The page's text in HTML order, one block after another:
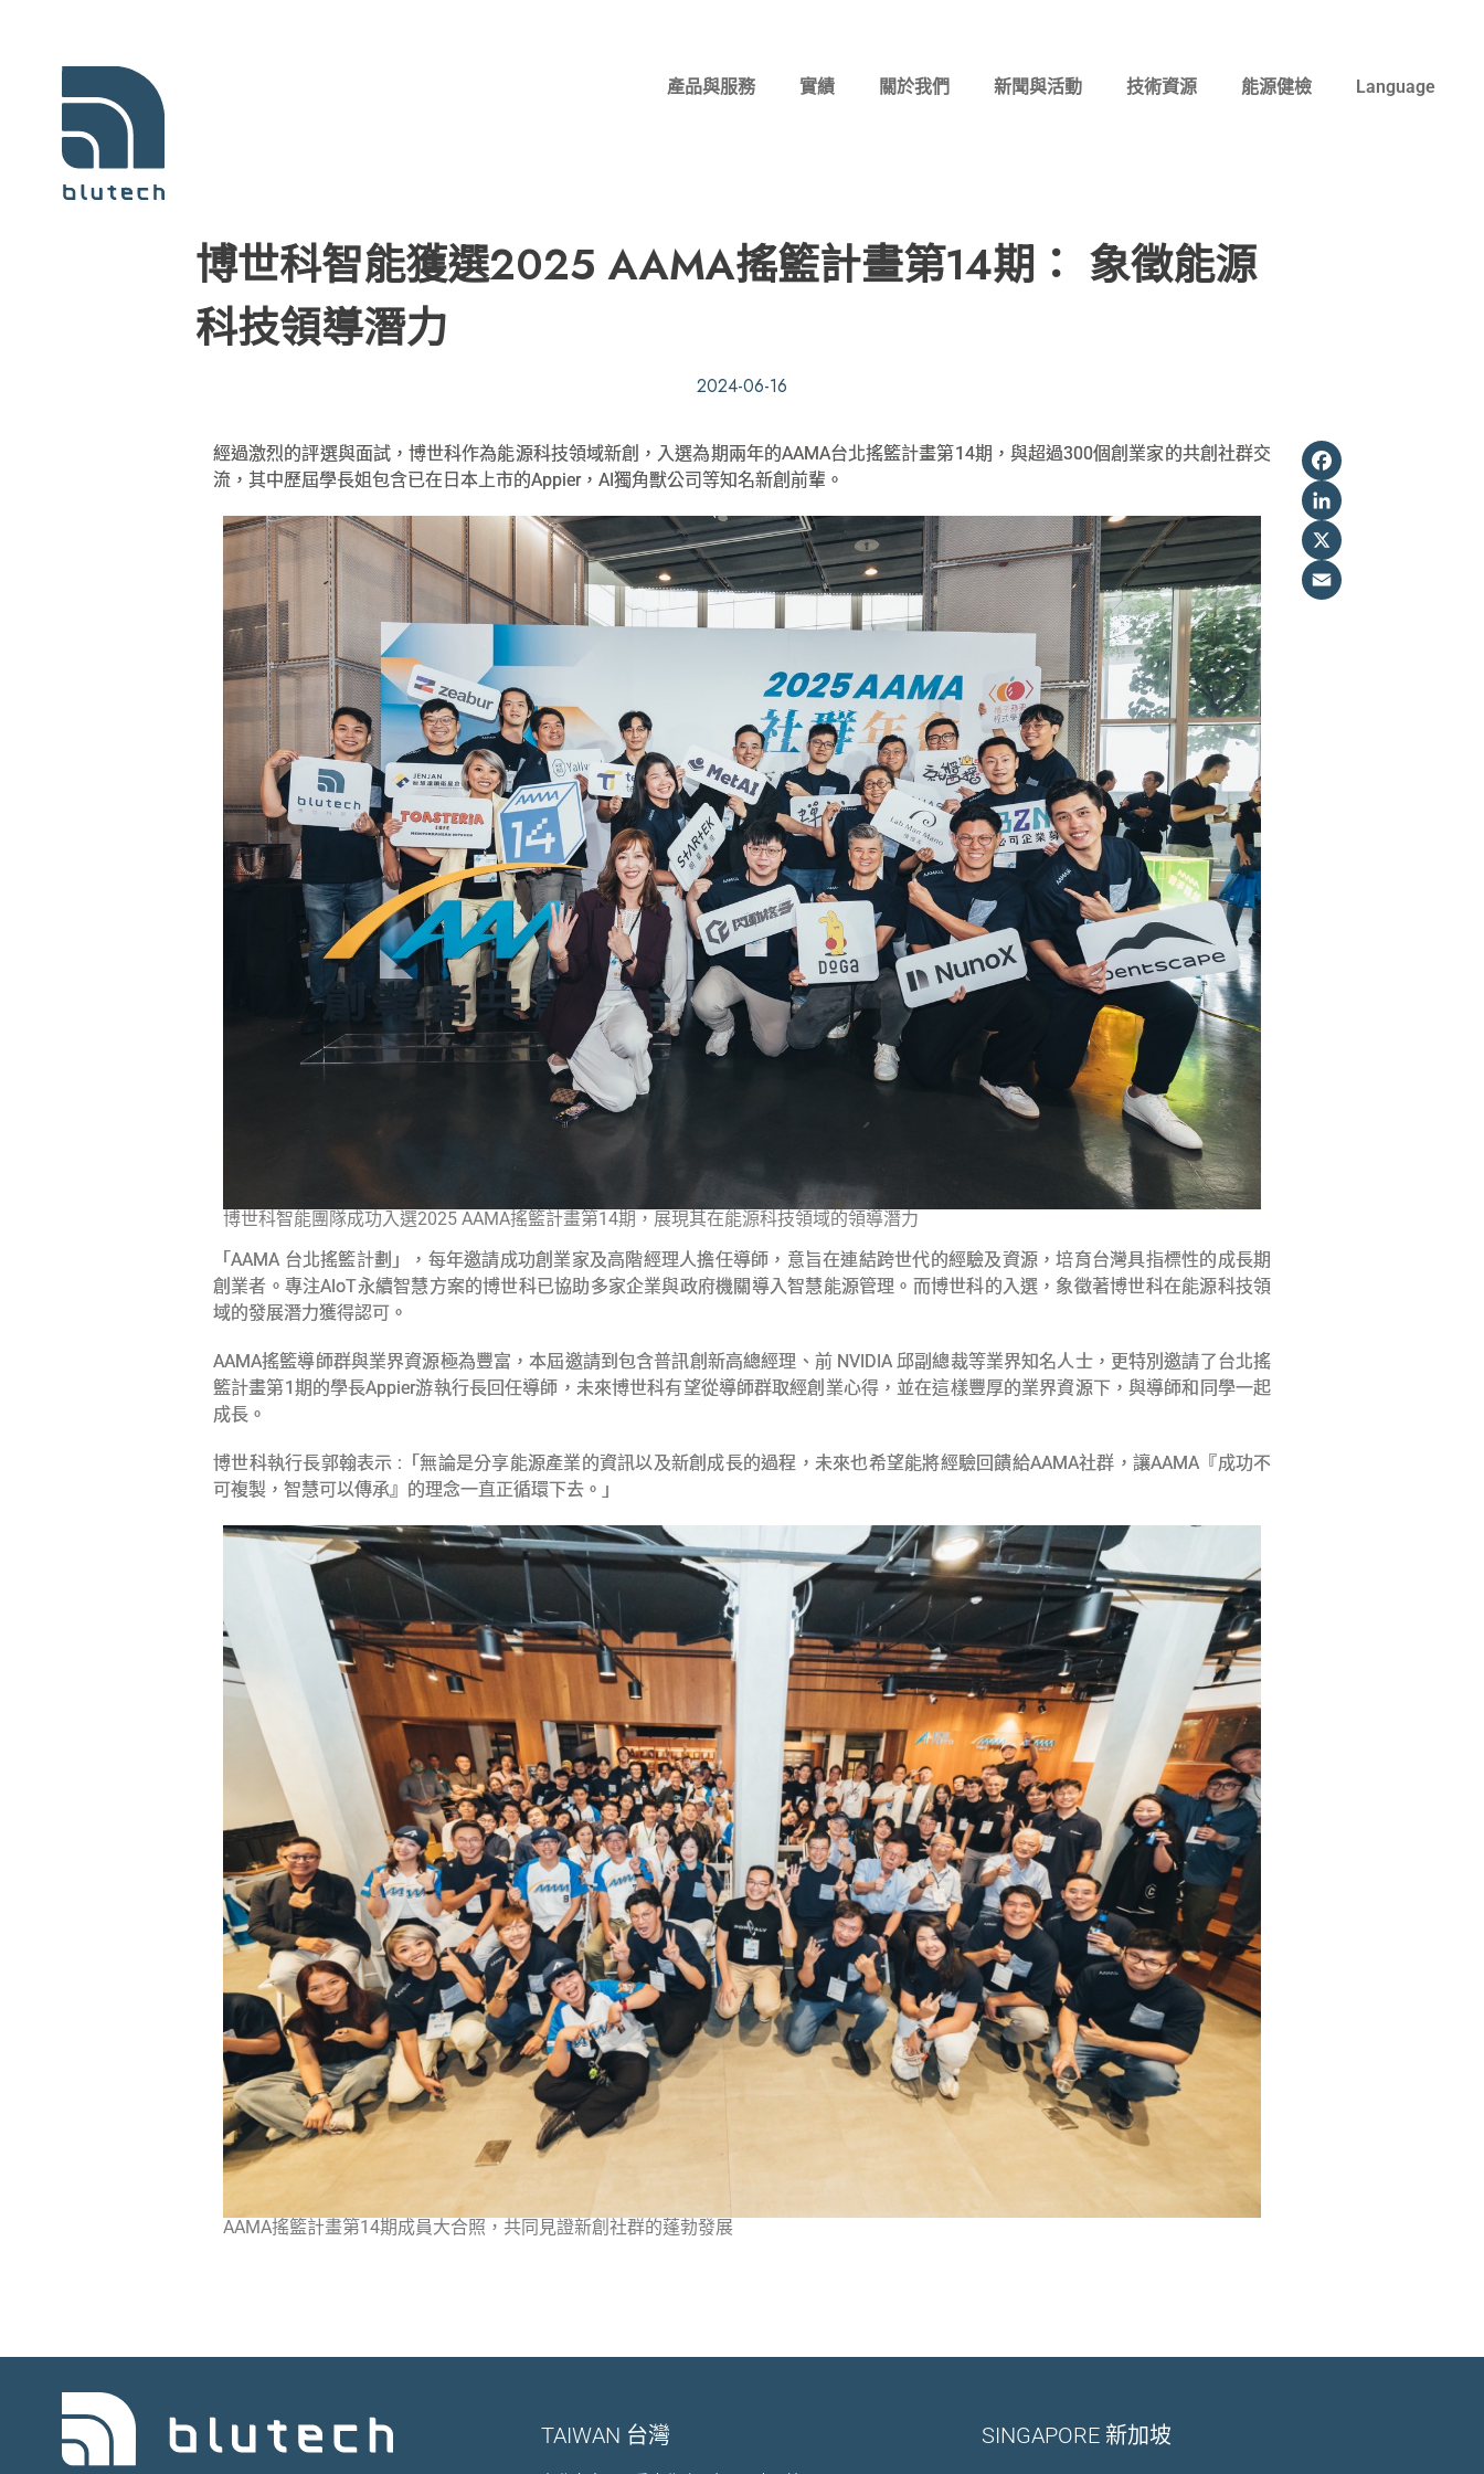
產品與服務 實績 關於我們 新聞與活動 技術資源 能源健檢 Language
博世科智能獲選2025 AAMA搖籃計畫第14期： 象徵能源
科技領導潛力
2024-06-16
Facebook
LinkedIn
X
Email
經過激烈的評選與面試，博世科作為能源科技領域新創，入選為期兩年的AAMA台北搖籃計畫第14期，與超過300個創業家的共創社群交
流，其中歷屆學長姐包含已在日本上市的Appier，AI獨角獸公司等知名新創前輩。
博世科智能團隊成功入選2025 AAMA搖籃計畫第14期，展現其在能源科技領域的領導潛力
「AAMA 台北搖籃計劃」，每年邀請成功創業家及高階經理人擔任導師，意旨在連結跨世代的經驗及資源，培育台灣具指標性的成長期
創業者。專注AIoT永續智慧方案的博世科已協助多家企業與政府機關導入智慧能源管理。而博世科的入選，象徵著博世科在能源科技領
域的發展潛力獲得認可。
AAMA搖籃導師群與業界資源極為豐富，本屆邀請到包含普訊創新高總經理、前 NVIDIA 邱副總裁等業界知名人士，更特別邀請了台北搖
籃計畫第1期的學長Appier游執行長回任導師，未來博世科有望從導師群取經創業心得，並在這樣豐厚的業界資源下，與導師和同學一起
成長。
博世科執行長郭翰表示 :「無論是分享能源產業的資訊以及新創成長的過程，未來也希望能將經驗回饋給AAMA社群，讓AAMA『成功不
可複製，智慧可以傳承』的理念一直正循環下去。」
AAMA搖籃計畫第14期成員大合照，共同見證新創社群的蓬勃發展
TAIWAN 台灣 SINGAPORE 新加坡​